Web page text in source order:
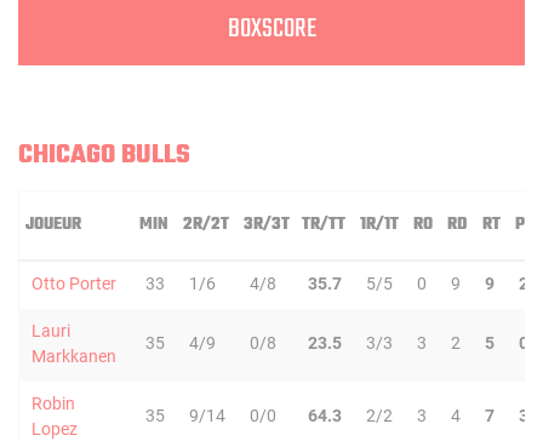
BOXSCORE
CHICAGO BULLS
JOUEUR MIN 2R/2T 3R/3T TR/TT 1R/1T RO RD RT PD
Otto Porter 33 1/6 4/8 35.7 5/5 0 9 9 2
Lauri
Markkanen
35 4/9 0/8 23.5 3/3 3 2 5 0
Robin
Lopez
35 9/14 0/0 64.3 2/2 3 4 7 3